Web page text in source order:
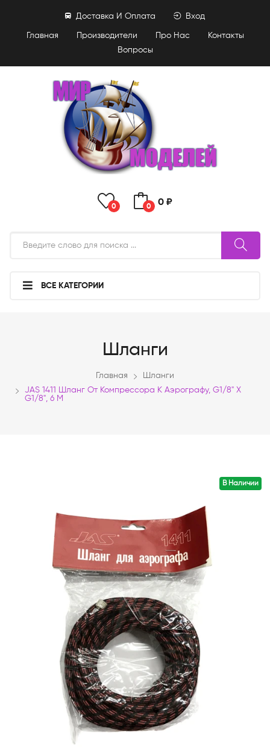
Главная Производители Про Нас
Контакты
Вопросы
Доставка И Оплата Вход
0 0 0 ₽
ВСЕ КАТЕГОРИИ
Шланги
Главная
Шланги
JAS 1411 Шланг От Компрессора К Аэрографу, G1/8" Х
G1/8", 6 М
В Наличии